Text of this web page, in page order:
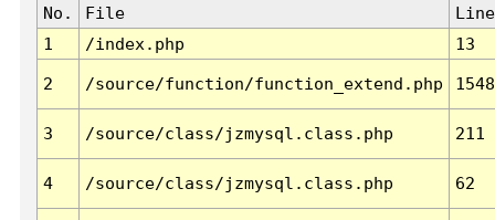
No. File
Line
1
/index.php 13
2 /source/function/function_extend.php 1548
3 /source/class/jzmysql.class.php 211
4 /source/class/jzmysql.class.php 62